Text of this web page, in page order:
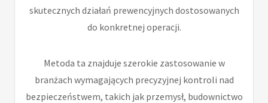
skutecznych działań prewencyjnych dostosowanych
do konkretnej operacji.
Metoda ta znajduje szerokie zastosowanie w
branżach wymagających precyzyjnej kontroli nad
bezpieczeństwem, takich jak przemysł, budownictwo